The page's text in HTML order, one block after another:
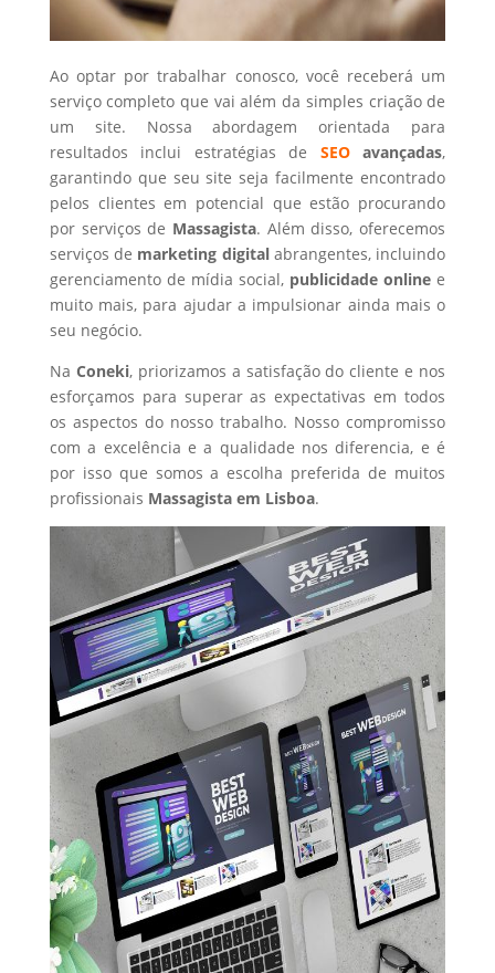
Ao optar por trabalhar conosco, você receberá um
serviço completo que vai além da simples criação de
um site. Nossa abordagem orientada para
resultados inclui estratégias de SEOavançadas,
garantindo que seu site seja facilmente encontrado
pelos clientes em potencial que estão procurando
por serviços de Massagista. Além disso, oferecemos
serviços de marketing digital abrangentes, incluindo
gerenciamento de mídia social, publicidade online e
muito mais, para ajudar a impulsionar ainda mais o
seu negócio.
Na Coneki, priorizamos a satisfação do cliente e nos
esforçamos para superar as expectativas em todos
os aspectos do nosso trabalho. Nosso compromisso
com a excelência e a qualidade nos diferencia, e é
por isso que somos a escolha preferida de muitos
profissionais Massagistaem Lisboa.